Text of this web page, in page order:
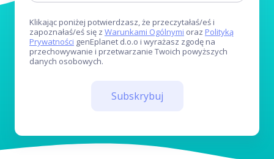
Klikając poniżej potwierdzasz, że przeczytałaś/eś i
zapoznałaś/eś się z Warunkami Ogólnymi oraz Polityką
Prywatności genEplanet d.o.o i wyrażasz zgodę na
przechowywanie i przetwarzanie Twoich powyższych
danych osobowych.
Subskrybuj